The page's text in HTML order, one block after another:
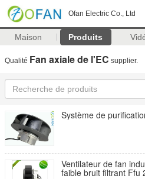
Ofan Electric Co., Ltd
Maison Produits
Qualité Fan axiale de l'EC supplier.
Système de
Ventilateur de fan
faible bruit filtrant Ffu